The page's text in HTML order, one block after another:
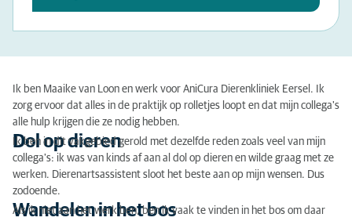
Ik ben Maaike van Loon en werk voor AniCura Dierenkliniek Eersel. Ik
zorg ervoor dat alles in de praktijk op rolletjes loopt en dat mijn collega's
alle hulp krijgen die ze nodig hebben.
Dol op dieren
Ik ben in dit vakgebied gerold met dezelfde reden zoals veel van mijn
collega's: ik was van kinds af aan al dol op dieren en wilde graag met ze
werken. Dierenartsassistent sloot het beste aan op mijn wensen. Dus
zodoende.
Wandelen in het bos
Als ik niet aan het werk ben, ben ik vaak te vinden in het bos om daar